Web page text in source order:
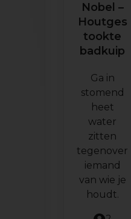
Nobel –
Houtges
tookte
badkuip
Ga in
stomend
heet
water
zitten
tegenover
iemand
van wie je
houdt.